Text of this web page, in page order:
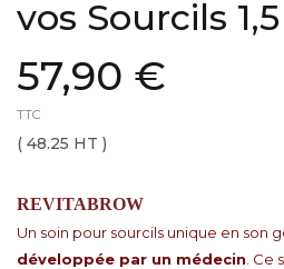
vos Sourcils
57,90 €
TTC
( 48.25 HT )
REVITABROW
Un soin pour sourcils unique en son
développée par un médecin . Ce